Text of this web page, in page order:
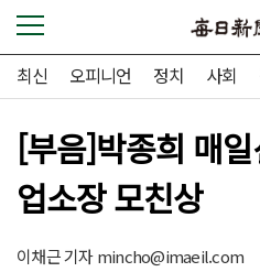
최신 오피니언 정치 사회
[부음]박종희 매
업소장 모친상
이채근 기자mincho@imaeil.com